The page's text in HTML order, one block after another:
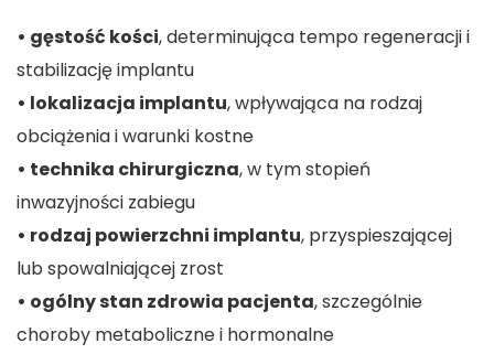
• gęstość kości, determinująca tempo regeneracji i
stabilizację implantu
• lokalizacja implantu, wpływająca na rodzaj
obciążenia i warunki kostne
• technika chirurgiczna, w tym stopień
inwazyjności zabiegu
• rodzaj powierzchni implantu, przyspieszającej
lub spowalniającej zrost
• ogólny stan zdrowia pacjenta, szczególnie
choroby metaboliczne i hormonalne